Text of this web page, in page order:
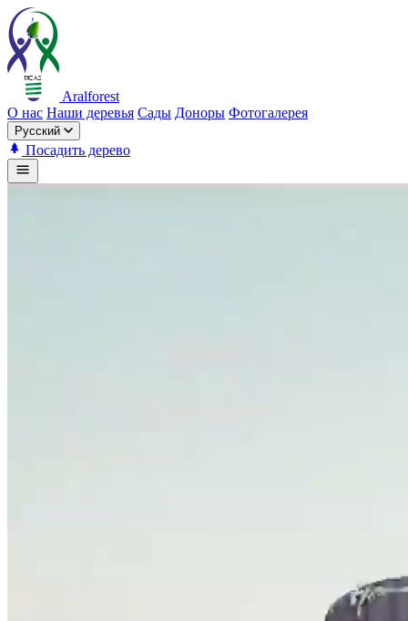
Aralforest
О нас Наши деревья Сады Доноры Фотогалерея
Русский
Посадить дерево